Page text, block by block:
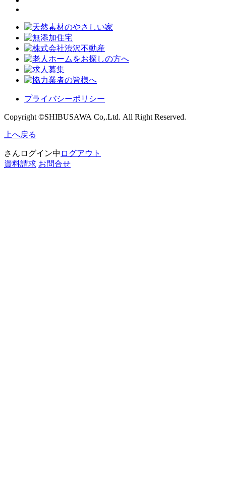
プライバシーポリシー
Copyright ©SHIBUSAWA Co,.Ltd. All Right Reserved.
上へ戻る
さんログイン中 ログアウト
資料請求 お問合せ